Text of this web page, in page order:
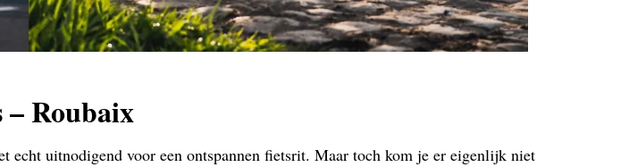
– Roubaix
uitnodigend voor een ontspannen fietsrit. Maar toch kom je er eigenlijk niet